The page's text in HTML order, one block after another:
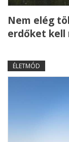
Nem elég
erdőket kell
ÉLETMÓD